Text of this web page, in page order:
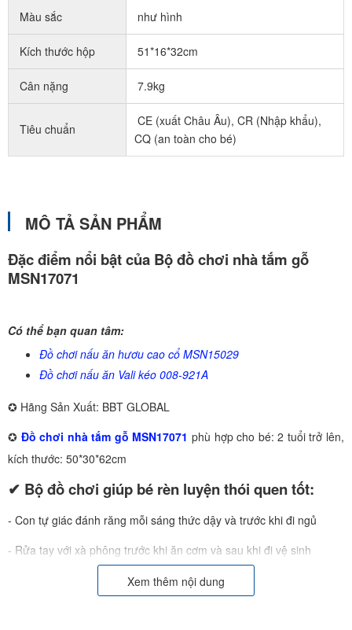
Màu sắc như hình
Kích thước hộp 51*16*32cm
Cân nặng 7.9kg
Tiêu chuẩn
CE (xuất Châu Âu), CR (Nhập khẩu),
CQ (an toàn cho bé)
MÔ TẢ SẢN PHẨM
Đặc điểm nổi bật của Bộ đồ chơi nhà tắm gỗ
MSN17071
Có thể bạn quan tâm:
Đồ chơi nấu ăn hươu cao cổ MSN15029
Đồ chơi nấu ăn Vali kéo 008-921A
✪ Hãng Sản Xuất: BBT GLOBAL
✪ Đồ chơi nhà tắm gỗ MSN17071 phù hợp cho bé: 2 tuổi trở lên,
kích thước: 50*30*62cm
✔ Bộ đồ chơi giúp bé rèn luyện thói quen tốt:
- Con tự giác đánh răng mỗi sáng thức dậy và trước khi đi ngủ
- Rửa tay với xà phông trước khi ăn cơm và sau khi đi vệ sinh
- Chăm chỉ tắm hàng ngày, không cần ba mẹ phải hối
Xem thêm nội dung